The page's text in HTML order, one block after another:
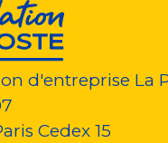
d'entreprise La
Cedex 15